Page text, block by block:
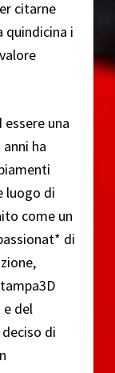
citarne
quindicina i
una
ha
luogo di
come un
di
del
di